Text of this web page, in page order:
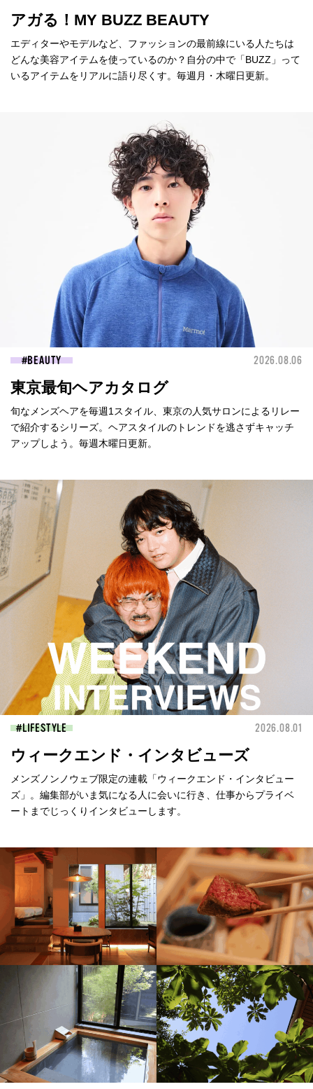
アガる！MY BUZZ BEAUTY
エディターやモデルなど、ファッションの最前線にいる人たちは
どんな美容アイテムを使っているのか？自分の中で「BUZZ」って
いるアイテムをリアルに語り尽くす。毎週月・木曜日更新。
BEAUTY 2026.08.06
東京最旬ヘアカタログ
旬なメンズヘアを毎週1スタイル、東京の人気サロンによるリレー
で紹介するシリーズ。ヘアスタイルのトレンドを逃さずキャッチ
アップしよう。毎週木曜日更新。
LIFESTYLE 2026.08.01
ウィークエンド・インタビューズ
メンズノンノウェブ限定の連載「ウィークエンド・インタビュー
ズ」。編集部がいま気になる人に会いに行き、仕事からプライベ
ートまでじっくりインタビューします。